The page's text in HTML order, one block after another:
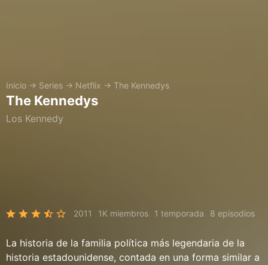
Inicio → Series → Netflix → The Kennedys
The Kennedys
Los Kennedy
2011 1K miembros 1 temporada 8 episodios
La historia de la familia política más legendaria de la
historia estadounidense, contada en una forma similar a